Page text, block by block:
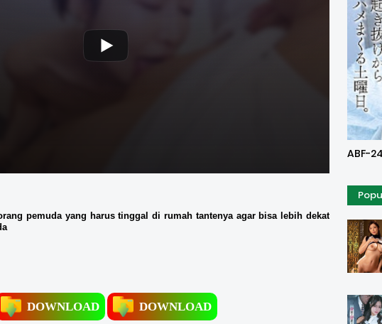
pemuda yang harus tinggal di rumah tantenya agar bisa lebih dekat
DOWNLOAD DOWNLOAD
ABF-